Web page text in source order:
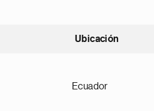
Ubicación
Ecuador